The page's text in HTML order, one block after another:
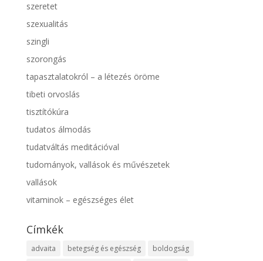
szeretet
szexualitás
szingli
szorongás
tapasztalatokról – a létezés öröme
tibeti orvoslás
tisztítókúra
tudatos álmodás
tudatváltás meditációval
tudományok, vallások és művészetek
vallások
vitaminok – egészséges élet
Címkék
advaita betegség és egészség
boldogság